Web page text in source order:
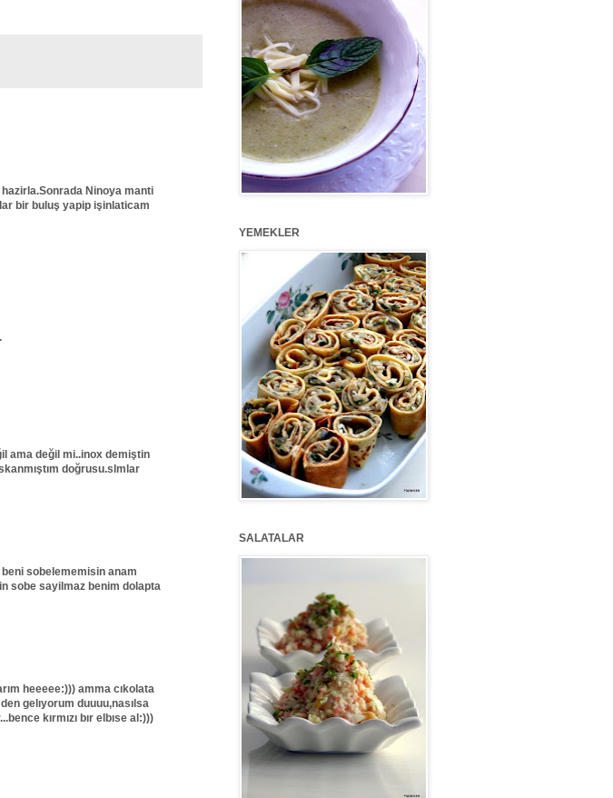
Ninoya manti
bir buluş yapip işinlaticam
ama değil mi..inox demiştin
doğrusu.slmlar
sobelememisin anam
sobe sayilmaz benim dolapta
heeeee:))) amma cıkolata
gelıyorum duuuu,nasılsa
kırmızı bır elbıse al:)))
YEMEKLER
SALATALAR